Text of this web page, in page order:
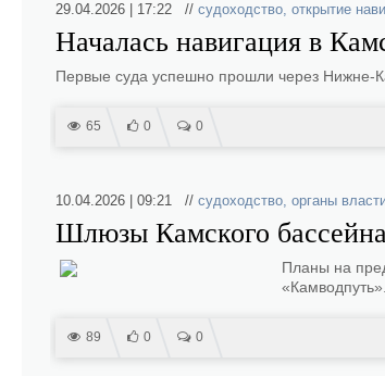
29.04.2026 | 17:22 // судоходство, открытие
Началась навигация в
Первые суда успешно прошли через
65 0 0
10.04.2026 | 09:21 // судоходство, органы
Шлюзы Камского
Планы на
«Камводпуть».
89 0 0